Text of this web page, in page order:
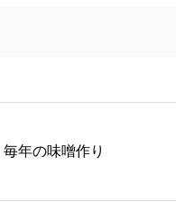
毎年の味噌作り